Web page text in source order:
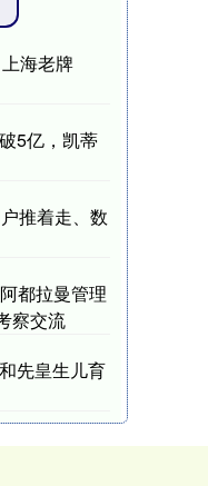
海老牌
5亿，凯蒂
推着走、数
都拉曼管理
察交流
先皇生儿育